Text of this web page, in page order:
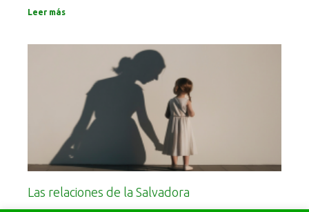
Leer más
Las relaciones de la Salvadora